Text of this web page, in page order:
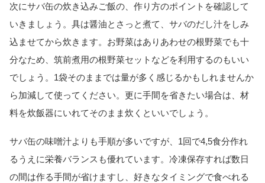
次にサバ缶の炊き込みご飯の、作り方のポイントを確認して
いきましょう。具は醤油とさっと煮て、サバのだし汁をしみ
込ませてから炊きます。お野菜はありあわせの根野菜でも十
分なため、筑前煮用の根野菜セットなどを利用するのもいい
でしょう。1袋そのままでは量が多く感じるかもしれませんか
ら加減して使ってください。更に手間を省きたい場合は、材
料を炊飯器にいれてそのまま炊くといいでしょう。
サバ缶の味噌汁よりも手順が多いですが、1回で4,5食分作れ
るうえに栄養バランスも優れています。冷凍保存すれば数日
の間は作る手間が省けますし、好きなタイミングで食べれる